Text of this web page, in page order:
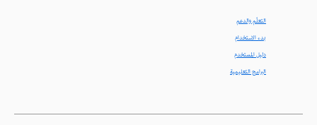
التعلّم والدعم
بدء الاستخدام
دليل المستخدم
البرامج التعليمية